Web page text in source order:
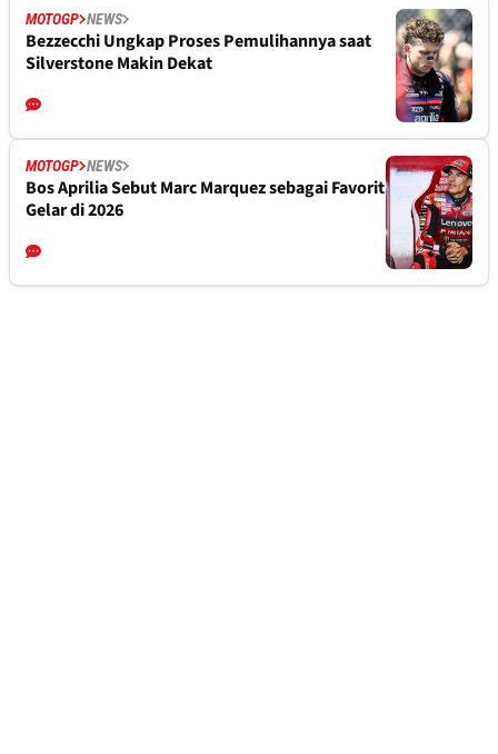
MOTOGP NEWS
Bezzecchi Ungkap Proses Pemulihannya saat
Silverstone Makin Dekat
MOTOGP NEWS
Bos Aprilia Sebut Marc Marquez sebagai Favorit
Gelar di 2026